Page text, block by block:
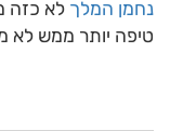
נחמן המלך לא כזה
טיפה יותר ממש לא